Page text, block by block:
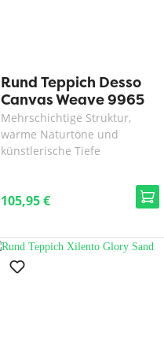
Rund Teppich Desso
Canvas Weave 9965
Mehrschichtige Struktur,
warme Naturtöne und
künstlerische Tiefe
105,95 €